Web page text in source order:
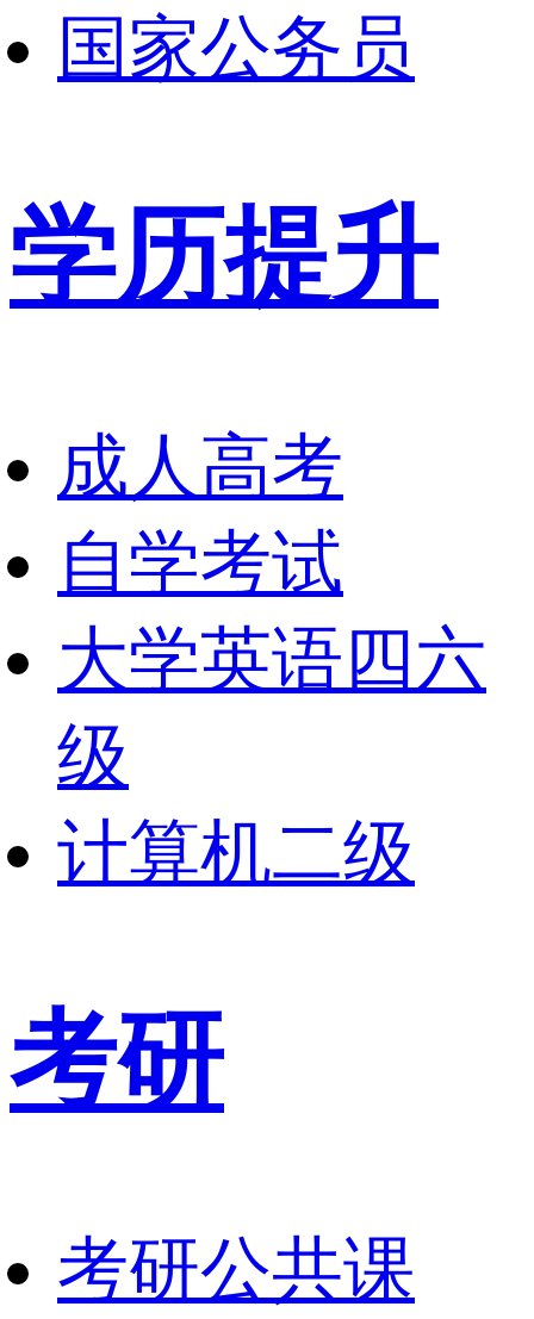
国家公务员
学历提升
成人高考
自学考试
大学英语四六
级
计算机二级
考研
考研公共课